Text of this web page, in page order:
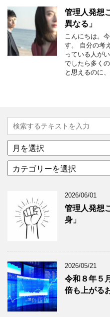
管理人発想
異なる」
こんにちは。
す。 自分の考
っている人が
でしたら多く
と思えるのに
ア
ー
カ
イ
グ
記
事
を
表
示
テ
ー
ブ
ロ
グ
記
事
を
表
2026/06/01
管理人発想
身」
2026/05/21
令和８年
倍も上がる